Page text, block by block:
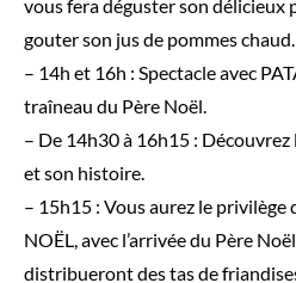
vous fera déguster son délicieux
gouter son jus de pommes chaud.
– 14h et 16h : Spectacle avec
traîneau du Père Noël.
– De 14h30 à 16h15 :
et son histoire.
– 15h15 : Vous aurez le privilège
NOËL, avec l’arrivée du Père
distribueront des tas de